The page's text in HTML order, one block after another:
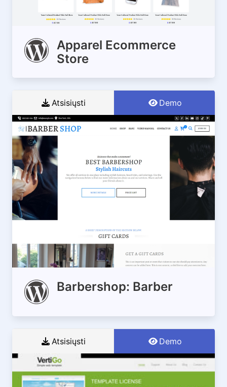
Apparel Ecommerce
Store
Atsisiųsti Demo
Barbershop: Barber
Atsisiųsti Demo